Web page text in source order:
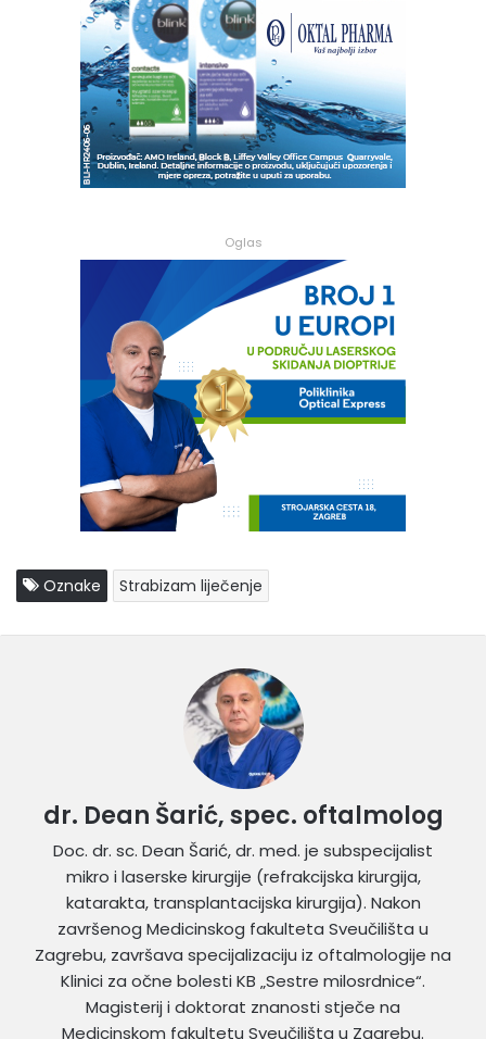
Oglas
Oznake Strabizam liječenje
dr. Dean Šarić, spec. oftalmolog
Doc. dr. sc. Dean Šarić, dr. med. je subspecijalist
mikro i laserske kirurgije (refrakcijska kirurgija,
katarakta, transplantacijska kirurgija). Nakon
završenog Medicinskog fakulteta Sveučilišta u
Zagrebu, završava specijalizaciju iz oftalmologije na
Klinici za očne bolesti KB „Sestre milosrdnice“.
Magisterij i doktorat znanosti stječe na
Medicinskom fakultetu Sveučilišta u Zagrebu.